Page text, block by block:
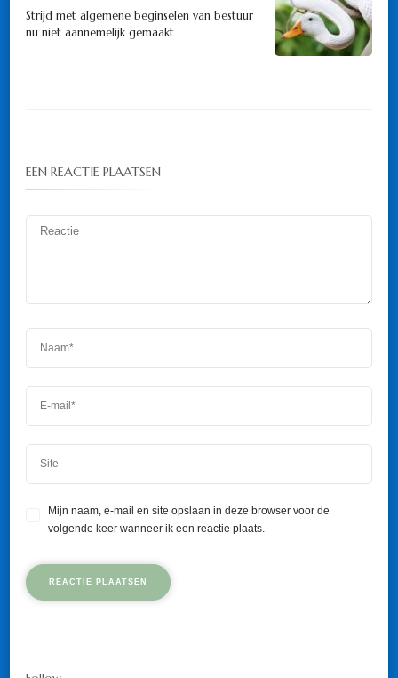
Strijd met algemene beginselen van bestuur
nu niet aannemelijk gemaakt
EEN REACTIE PLAATSEN
Mijn naam, e-mail en site opslaan in deze browser voor de
volgende keer wanneer ik een reactie plaats.